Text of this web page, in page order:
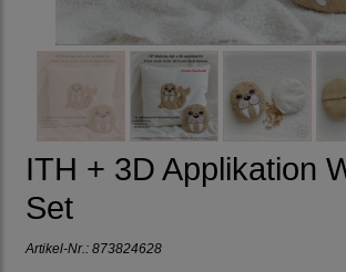
ITH + 3D Applikation
Set
Artikel-Nr.: 873824628